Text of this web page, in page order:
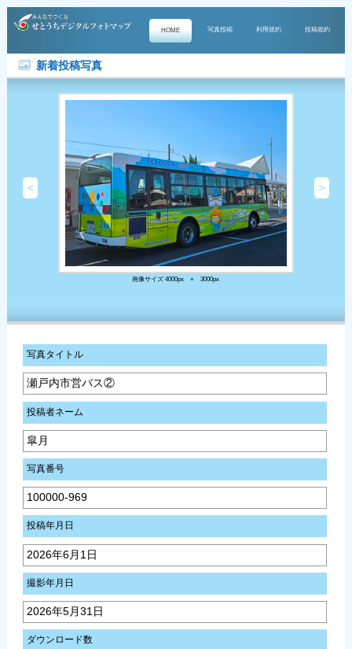
HOME 写真投稿 利用規約 投稿規約
新着投稿写真
<
画像サイズ 4000px × 3000px
>
写真タイトル
瀬戸内市営バス②
投稿者ネーム
皐月
写真番号
100000-969
投稿年月日
2026年6月1日
撮影年月日
2026年5月31日
ダウンロード数